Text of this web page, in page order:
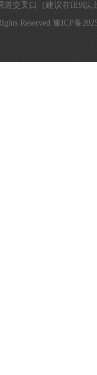
交叉口（建议在IE9以
Reserved.豫ICP备